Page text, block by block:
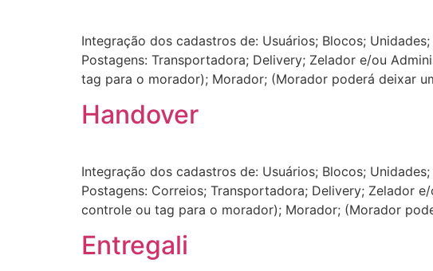
Integração dos cadastros de: Usuários; Blocos;
Postagens: Transportadora; Delivery; Zelador e/ou
tag para o morador); Morador; (Morador poderá deixar
Handover
Integração dos cadastros de: Usuários; Blocos;
Postagens: Correios; Transportadora; Delivery; Zelador
controle ou tag para o morador); Morador; (Morador
Entregali